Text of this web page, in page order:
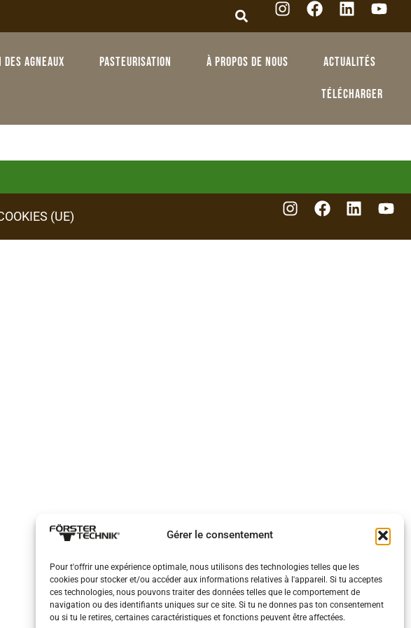
Gérer le consentement
Pour t'offrir une expérience optimale, nous utilisons des technologies telles que les
cookies pour stocker et/ou accéder aux informations relatives à l'appareil. Si tu acceptes
ces technologies, nous pouvons traiter des données telles que le comportement de
navigation ou des identifiants uniques sur ce site. Si tu ne donnes pas ton consentement
ou si tu le retires, certaines caractéristiques et fonctions peuvent être affectées.
agneaux Pasteurisation À propos de nous Actualités
Télécharger
(UE)